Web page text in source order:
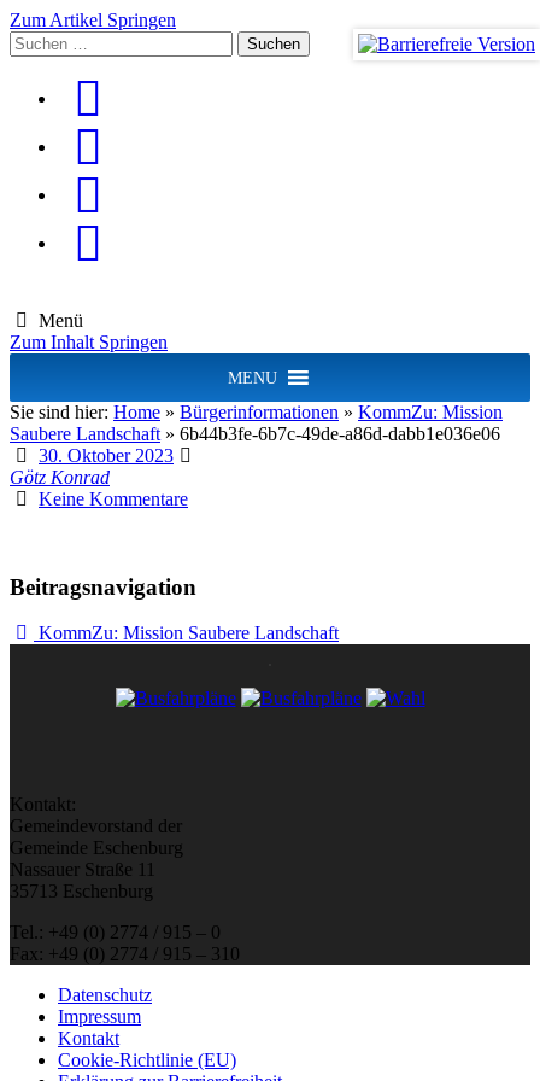
Zum Artikel Springen
Suchen
nach:
Menü
Zum Inhalt Springen
MENU
Sie sind hier: Home » Bürgerinformationen » KommZu: Mission
Saubere Landschaft » 6b44b3fe-6b7c-49de-a86d-dabb1e036e06
30. Oktober 2023
Götz Konrad
Keine Kommentare
Beitragsnavigation
KommZu: Mission Saubere Landschaft
Kontakt:
Gemeindevorstand der
Gemeinde Eschenburg
Nassauer Straße 11
35713 Eschenburg
Tel.: +49 (0) 2774 / 915 – 0
Fax: +49 (0) 2774 / 915 – 310
Datenschutz
Impressum
Kontakt
Cookie-Richtlinie (EU)